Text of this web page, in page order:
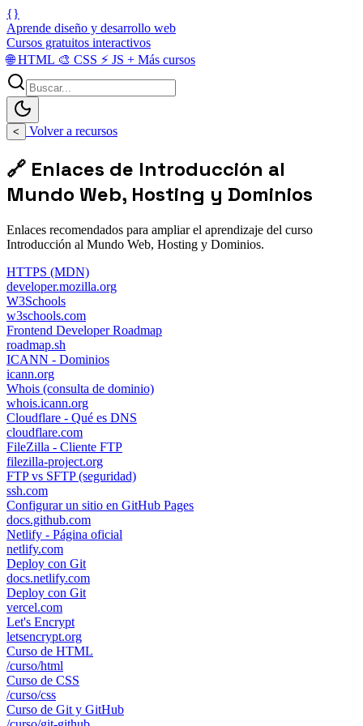
{}
Aprende diseño y desarrollo web
Cursos gratuitos interactivos
🌐HTML 🎨 CSS ⚡ JS + Más cursos
< Volver a recursos
🔗 Enlaces de Introducción al
Mundo Web, Hosting y Dominios
Enlaces recomendados para ampliar el aprendizaje del curso
Introducción al Mundo Web, Hosting y Dominios.
HTTPS (MDN)
developer.mozilla.org
W3Schools
w3schools.com
Frontend Developer Roadmap
roadmap.sh
ICANN - Dominios
icann.org
Whois (consulta de dominio)
whois.icann.org
Cloudflare - Qué es DNS
cloudflare.com
FileZilla - Cliente FTP
filezilla-project.org
FTP vs SFTP (seguridad)
ssh.com
Configurar un sitio en GitHub Pages
docs.github.com
Netlify - Página oficial
netlify.com
Deploy con Git
docs.netlify.com
Deploy con Git
vercel.com
Let's Encrypt
letsencrypt.org
Curso de HTML
/curso/html
Curso de CSS
/curso/css
Curso de Git y GitHub